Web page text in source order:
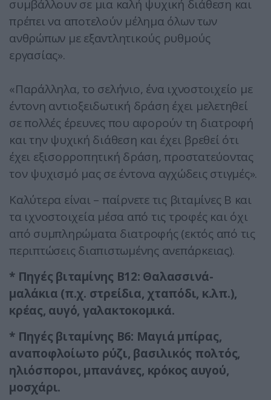
συμβάλλουν σε μια καλή ψυχική διάθεση και
πρέπει να αποτελούν μέλημα όλων των
ανθρώπων με εξαντλητικούς ρυθμούς
εργασίας».
«Παράλληλα, το σελήνιο, ένα ιχνοστοιχείο με
έντονη αντιοξειδωτική δράση έχει μελετηθεί
σε πολλές έρευνες που αφορούν τη διατροφή
και την ψυχική διάθεση και έχει βρεθεί ότι
έχει εξισορροπητική δράση, προστατεύοντας
τον ψυχισμό μας σε έντονα αγχώδεις στιγμές».
Καλύτερα είναι – παίρνετε τις βιταμίνες Β και
τα ιχνοστοιχεία μέσα από τις τροφές και όχι
από συμπληρώματα διατροφής (εκτός από τις
περιπτώσεις διαπιστωμένης ανεπάρκειας).
* Πηγές βιταμίνης Β12: Θαλασσινά-
μαλάκια (π.χ. στρείδια, χταπόδι, κ.λπ.),
κρέας, αυγό, γαλακτοκομικά.
* Πηγές βιταμίνης Β6: Μαγιά μπίρας,
αναποφλοίωτο ρύζι, βασιλικός πολτός,
ηλιόσποροι, μπανάνες, κρόκος αυγού,
μοσχάρι.